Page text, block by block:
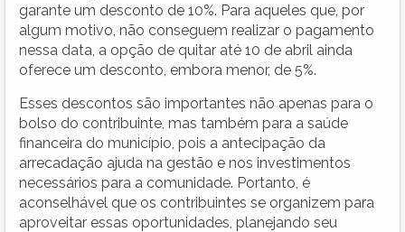
garante um desconto de 10%. Para aqueles que, por
algum motivo, não conseguem realizar o pagamento
nessa data, a opção de quitar até 10 de abril ainda
oferece um desconto, embora menor, de 5%.
Esses descontos são importantes não apenas para o
bolso do contribuinte, mas também para a saúde
financeira do município, pois a antecipação da
arrecadação ajuda na gestão e nos investimentos
necessários para a comunidade. Portanto, é
aconselhável que os contribuintes se organizem para
aproveitar essas oportunidades, planejando seu